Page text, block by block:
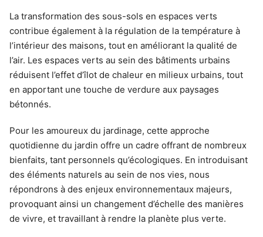
La transformation des sous-sols en espaces verts
contribue également à la régulation de la température à
l’intérieur des maisons, tout en améliorant la qualité de
l’air. Les espaces verts au sein des bâtiments urbains
réduisent l’effet d’îlot de chaleur en milieux urbains, tout
en apportant une touche de verdure aux paysages
bétonnés.
Pour les amoureux du jardinage, cette approche
quotidienne du jardin offre un cadre offrant de nombreux
bienfaits, tant personnels qu’écologiques. En introduisant
des éléments naturels au sein de nos vies, nous
répondrons à des enjeux environnementaux majeurs,
provoquant ainsi un changement d’échelle des manières
de vivre, et travaillant à rendre la planète plus verte.